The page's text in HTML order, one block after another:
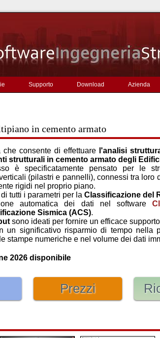
Supporto Download Azienda
in cemento armato
che consente di effettuare l'analisi
strutturali in cemento armato degli
è specificatamente pensato per le
(pilastri e pannelli), connessi tra loro
rigidi nel proprio piano.
tutti i parametri per la Classificazione del
automatica dei dati nel software
Sismica (ACS).
sono ideati per fornire un efficace
un significativo risparmio di tempo nella
stampe numeriche e nel volume dei dati
2026 disponibile
Prezzi